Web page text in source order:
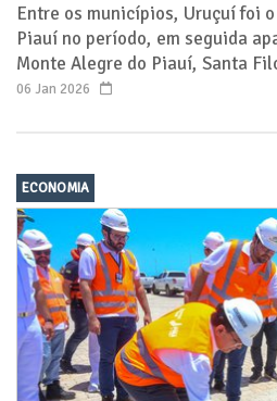
Entre os municípios, Uruçuí foi
Piauí no período, em seguida
Monte Alegre do Piauí, Santa
06 Jan 2026
ECONOMIA